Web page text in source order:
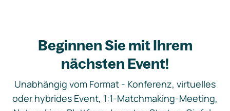
Beginnen Sie mit Ihrem
nächsten Event!
Unabhängig vom Format - Konferenz, virtuelles
oder hybrides Event, 1:1-Matchmaking-Meeting,